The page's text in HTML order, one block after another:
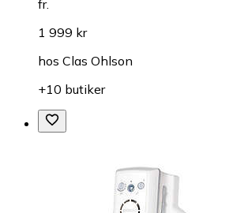
fr.
1 999 kr
hos Clas Ohlson
+10 butiker